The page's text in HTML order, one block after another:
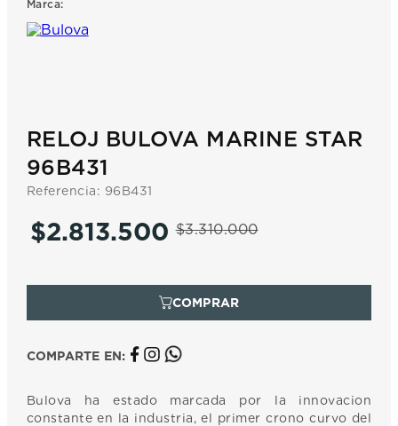
Marca:
RELOJ BULOVA MARINE STAR
96B431
Referencia: 96B431
$3.310.000
$2.813.500
COMPARTE EN:
Bulova ha estado marcada por la innovacion
constante en la industria, el primer crono curvo del